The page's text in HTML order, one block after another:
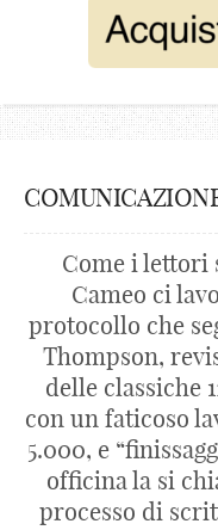
Come i lettori
Cameo ci
protocollo che
Thompson,
delle classiche
con un faticoso
5.000, e
officina la si
processo di